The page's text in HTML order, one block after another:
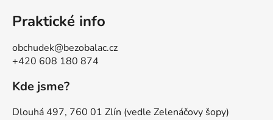
Praktické info
obchudek@bezobalac.cz
+420 608 180 874
Kde jsme?
Dlouhá 497, 760 01 Zlín (vedle Zelenáčovy šopy)